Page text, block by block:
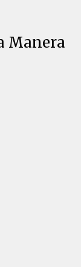
Manera